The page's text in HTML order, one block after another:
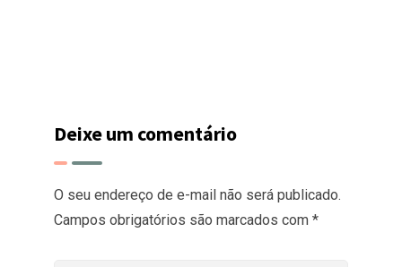
Deixe um comentário
O seu endereço de e-mail não será publicado.
Campos obrigatórios são marcados com *